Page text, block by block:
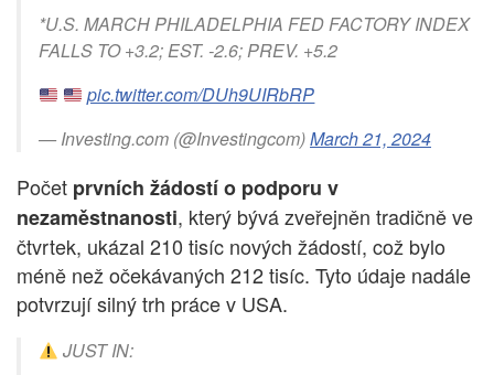
*U.S. MARCH PHILADELPHIA FED FACTORY INDEX
FALLS TO +3.2; EST. -2.6; PREV. +5.2
pic.twitter.com/DUh9UIRbRP
— Investing.com (@Investingcom)March 21, 2024
Počet prvních žádostí o podporu v
nezaměstnanosti, který bývá zveřejněn tradičně ve
čtvrtek, ukázal 210 tisíc nových žádostí, což bylo
méně než očekávaných 212 tisíc. Tyto údaje nadále
potvrzují silný trh práce v USA.
JUST IN: